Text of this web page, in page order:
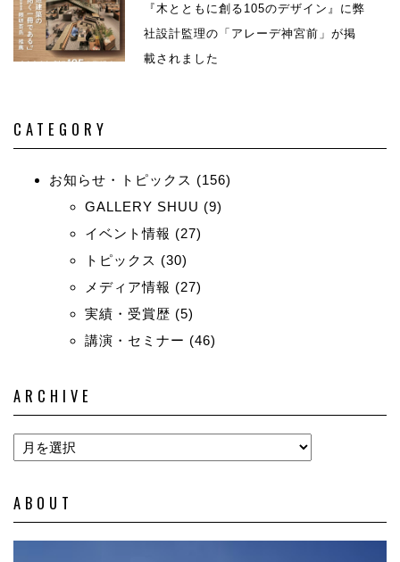
『木とともに創る105のデザイン』に弊
社設計監理の「アレーデ神宮前」が掲
載されました
CATEGORY
お知らせ・トピックス (156)
GALLERY SHUU (9)
イベント情報 (27)
トピックス (30)
メディア情報 (27)
実績・受賞歴 (5)
講演・セミナー (46)
ARCHIVE
ABOUT